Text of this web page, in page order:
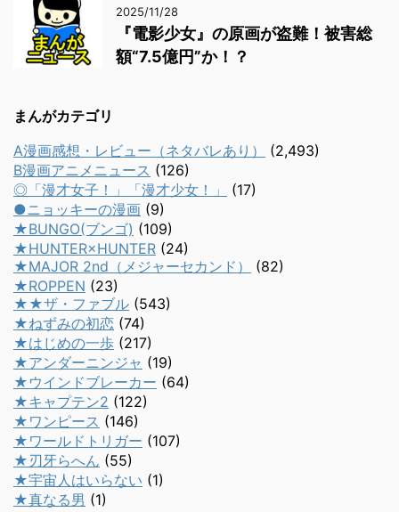
2025/11/28
『電影少女』の原画が盗難！被害総
額“7.5億円”か！？
まんがカテゴリ
A漫画感想・レビュー（ネタバレあり）
(2,493)
B漫画アニメニュース (126)
◎「漫才女子！」「漫才少女！」
(17)
●ニョッキーの漫画 (9)
★BUNGO(ブンゴ) (109)
★HUNTER×HUNTER (24)
★MAJOR 2nd（メジャーセカンド）
(82)
★ROPPEN (23)
★★ザ・ファブル (543)
★ねずみの初恋 (74)
★はじめの一歩 (217)
★アンダーニンジャ (19)
★ウインドブレーカー (64)
★キャプテン2 (122)
★ワンピース (146)
★ワールドトリガー (107)
★刃牙らへん (55)
★宇宙人はいらない (1)
★真なる男 (1)